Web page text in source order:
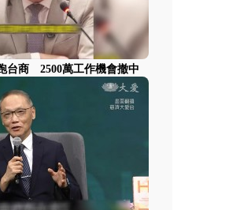
台商 2500萬工作機會撤中